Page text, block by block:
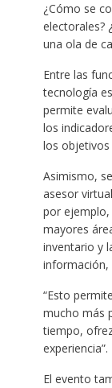
¿Cómo se
electorales?
una ola de
Entre las
tecnología
permite
los
los objetivos
Asimismo,
asesor
por ejemplo,
mayores
inventario y
información,
“Esto
mucho más
tiempo,
experiencia”.
El evento